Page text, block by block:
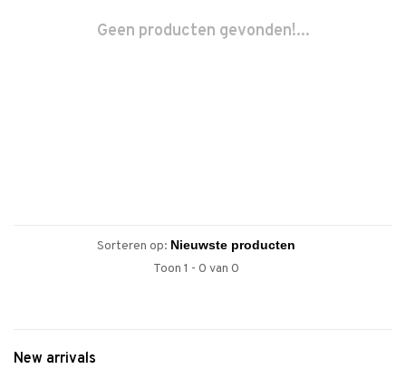
Geen producten gevonden!...
Sorteren op:
Toon 1 - 0 van 0
New arrivals